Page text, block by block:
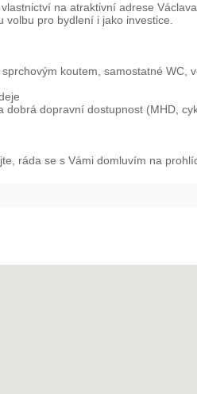
na atraktivní adrese
volbu pro bydlení i jako investice.
koutem, samostatné WC,
dopravní dostupnost (MHD,
ráda se s Vámi domluvím na